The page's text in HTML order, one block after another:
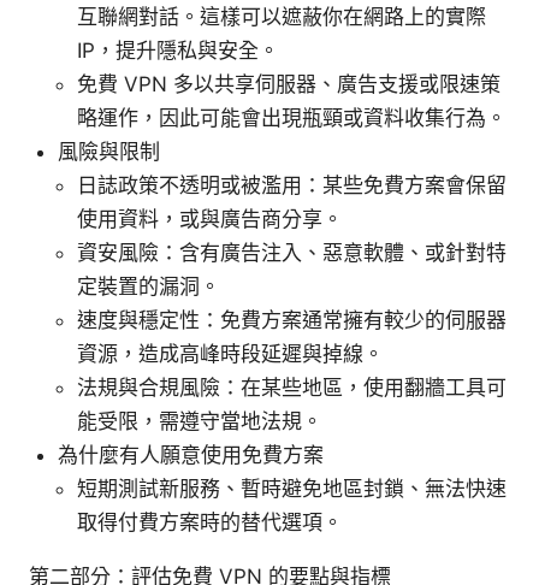
互聯網對話。這樣可以遮蔽你在網路上的實際
IP，提升隱私與安全。
免費 VPN 多以共享伺服器、廣告支援或限速策
略運作，因此可能會出現瓶頸或資料收集行為。
風險與限制
日誌政策不透明或被濫用：某些免費方案會保留
使用資料，或與廣告商分享。
資安風險：含有廣告注入、惡意軟體、或針對特
定裝置的漏洞。
速度與穩定性：免費方案通常擁有較少的伺服器
資源，造成高峰時段延遲與掉線。
法規與合規風險：在某些地區，使用翻牆工具可
能受限，需遵守當地法規。
為什麼有人願意使用免費方案
短期測試新服務、暫時避免地區封鎖、無法快速
取得付費方案時的替代選項。
第二部分：評估免費 VPN 的要點與指標